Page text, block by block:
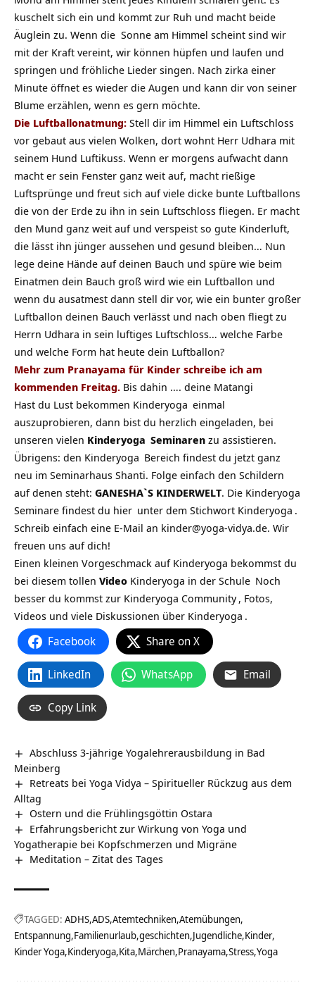
kuschelt sich ein und kommt zur Ruh und macht beide
Äuglein zu. Wenn die Sonne am Himmel scheint sind wir
mit der Kraft vereint, wir können hüpfen und laufen und
springen und fröhliche Lieder singen. Nach zirka einer
Minute öffnet es wieder die Augen und kann dir von seiner
Blume erzählen, wenn es gern möchte.
Die Luftballonatmung: Stell dir im Himmel ein Luftschloss
vor gebaut aus vielen Wolken, dort wohnt Herr Udhara mit
seinem Hund Luftikuss. Wenn er morgens aufwacht dann
macht er sein Fenster ganz weit auf, macht rießige
Luftsprünge und freut sich auf viele dicke bunte Luftballons
die von der Erde zu ihn in sein Luftschloss fliegen. Er macht
den Mund ganz weit auf und verspeist so gute Kinderluft,
die lässt ihn jünger aussehen und gesund bleiben… Nun
lege deine Hände auf deinen Bauch und spüre wie beim
Einatmen dein Bauch groß wird wie ein Luftballon und
wenn du ausatmest dann stell dir vor, wie ein bunter großer
Luftballon deinen Bauch verlässt und nach oben fliegt zu
Herrn Udhara in sein luftiges Luftschloss… welche Farbe
und welche Form hat heute dein Luftballon?
Mehr zum Pranayama für Kinder schreibe ich am
kommenden Freitag. Bis dahin …. deine Matangi
Hast du Lust bekommen Kinderyoga einmal
auszuprobieren, dann bist du herzlich eingeladen, bei
unseren vielen Kinderyoga Seminaren zu assistieren.
Übrigens: den Kinderyoga Bereich findest du jetzt ganz
neu im Seminarhaus Shanti. Folge einfach den Schildern
auf denen steht: GANESHA`S KINDERWELT. Die Kinderyoga
Seminare findest du hier unter dem Stichwort Kinderyoga .
Schreib einfach eine E-Mail an kinder@yoga-vidya.de. Wir
freuen uns auf dich!
Einen kleinen Vorgeschmack auf Kinderyoga bekommst du
bei diesem tollen Video Kinderyoga in der Schule Noch
besser du kommst zur Kinderyoga Community , Fotos,
Videos und viele Diskussionen über Kinderyoga .
Facebook Share on X
LinkedIn WhatsApp Email
Copy Link
Abschluss 3-jährige Yogalehrerausbildung in Bad
Meinberg
Retreats bei Yoga Vidya – Spiritueller Rückzug aus dem
Alltag
Ostern und die Frühlingsgöttin Ostara
Erfahrungsbericht zur Wirkung von Yoga und
Yogatherapie bei Kopfschmerzen und Migräne
Meditation – Zitat des Tages
TAGGED: ADHS ADS Atemtechniken Atemübungen
Entspannung Familienurlaub geschichten Jugendliche Kinder
Kinder Yoga Kinderyoga Kita Märchen Pranayama Stress Yoga